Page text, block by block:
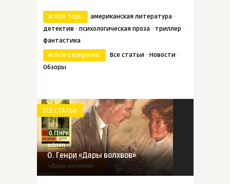
Article Tags: американская литература ·
детектив · психологическая проза · триллер ·
фантастика
Article Categories:
Все статьи · Новости ·
Обзоры
ВСЕ СТАТЬИ
admin
О. Генри «Дары волхвов»